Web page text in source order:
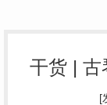
干货 | 古
[